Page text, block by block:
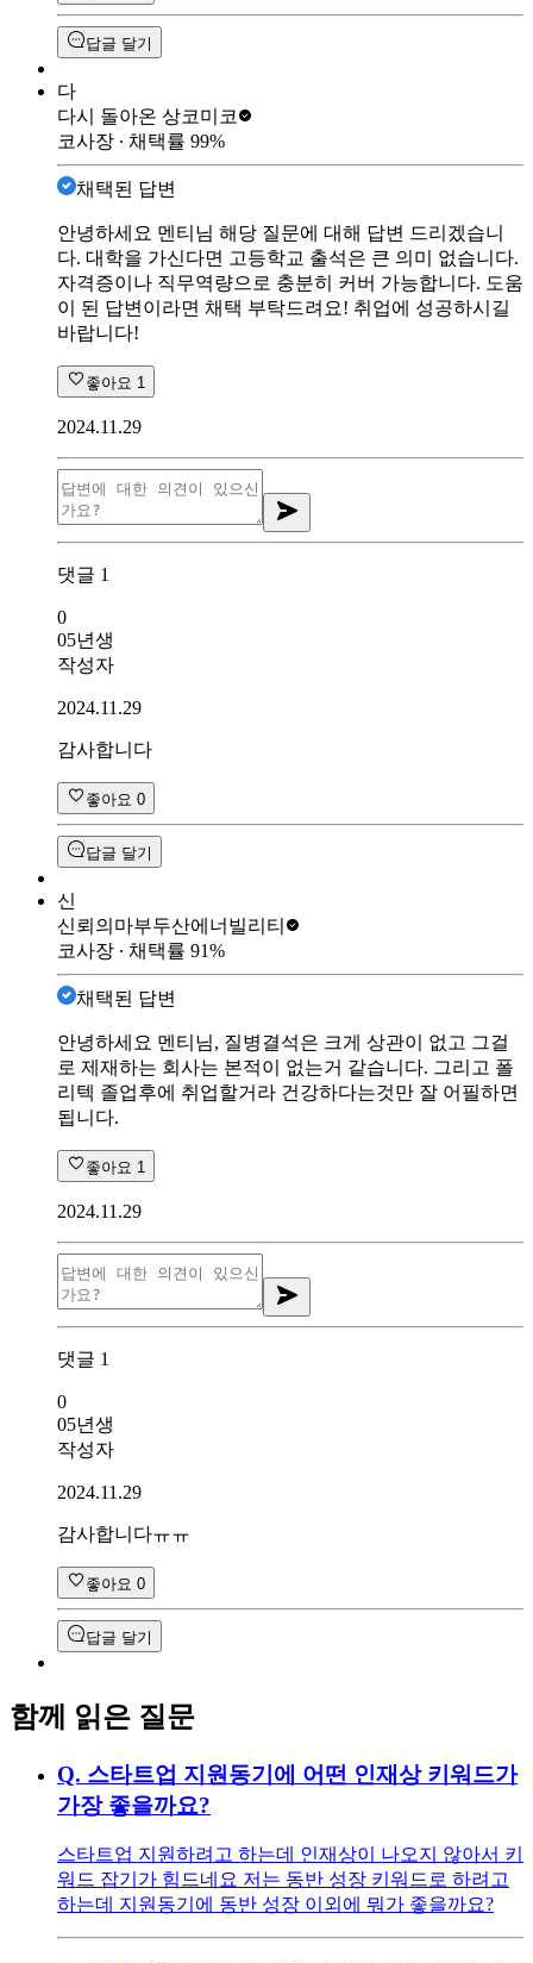
답글 달기
다
다시 돌아온 상코미코
코사장 ∙ 채택률 99%
채택된 답변
안녕하세요 멘티님 해당 질문에 대해 답변 드리겠습니
다. 대학을 가신다면 고등학교 출석은 큰 의미 없습니다.
자격증이나 직무역량으로 충분히 커버 가능합니다. 도움
이 된 답변이라면 채택 부탁드려요! 취업에 성공하시길
바랍니다!
좋아요 1
2024.11.29
댓글 1
0
05년생
작성자
2024.11.29
감사합니다
좋아요 0
답글 달기
신
신뢰의마부두산에너빌리티
코사장 ∙ 채택률 91%
채택된 답변
안녕하세요 멘티님, 질병결석은 크게 상관이 없고 그걸
로 제재하는 회사는 본적이 없는거 같습니다. 그리고 폴
리텍 졸업후에 취업할거라 건강하다는것만 잘 어필하면
됩니다.
좋아요 1
2024.11.29
댓글 1
0
05년생
작성자
2024.11.29
감사합니다ㅠㅠ
좋아요 0
답글 달기
함께 읽은 질문
Q. 스타트업 지원동기에 어떤 인재상 키워드가
가장 좋을까요?
스타트업 지원하려고 하는데 인재상이 나오지 않아서 키
워드 잡기가 힘드네요 저는 동반 성장 키워드로 하려고
하는데 지원동기에 동반 성장 이외에 뭐가 좋을까요?